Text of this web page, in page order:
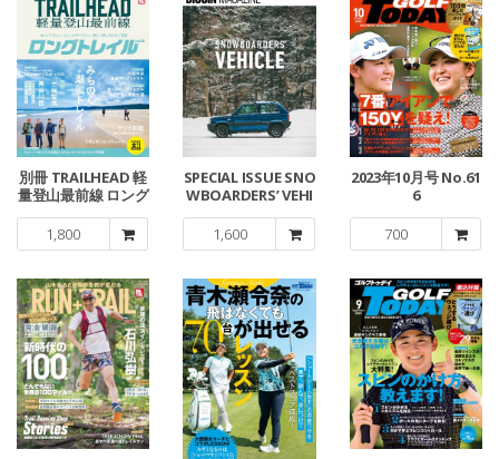
別冊 TRAILHEAD 軽
量登山最前線 ロング
トレイル Vol.2
1,800
SPECIAL ISSUE SNO
WBOARDERS’ VEHI
CLE
1,600
2023年10月号 No.61
6
700